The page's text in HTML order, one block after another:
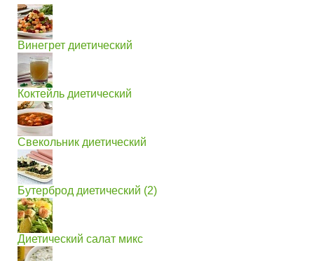
Винегрет диетический
Коктейль диетический
Свекольник диетический
Бутерброд диетический (2)
Диетический салат микс